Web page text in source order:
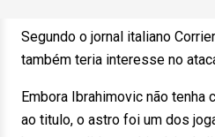
Segundo o jornal italiano
também teria interesse no
Embora Ibrahimovic não tenha
ao titulo, o astro foi um dos